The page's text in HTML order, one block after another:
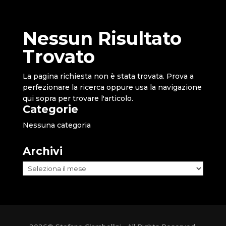
Nessun Risultato
Trovato
La pagina richiesta non è stata trovata. Prova a
perfezionare la ricerca oppure usa la navigazione
qui sopra per trovare l'articolo.
Categorie
Nessuna categoria
Archivi
Archivi